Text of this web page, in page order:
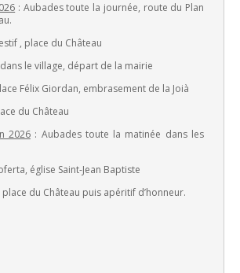
: Aubades toute la journée, route du Plan
, place du Château
le village, départ de la mairie
Félix Giordan, embrasement de la Joià
du Château
2026: Aubades toute la matinée dans les
église Saint-Jean Baptiste
du Château puis apéritif d’honneur.